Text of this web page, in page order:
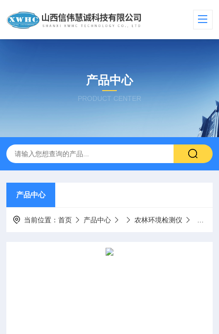
产品中心
PRODUCT CENTER
产品中心
当前位置：首页 产品中心 农林环境检测仪